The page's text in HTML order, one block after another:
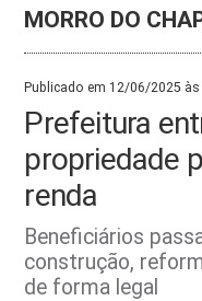
MORRO DO
Publicado em 12/06/2025 às
Prefeitura
propriedade
renda
Beneficiários
construção,
de forma legal